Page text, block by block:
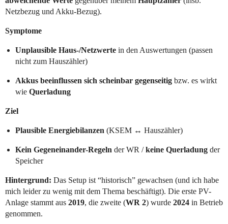
Netzbezug und Akku-Bezug).
Symptome
Unplausible Haus-/Netzwerte in den Auswertungen (passen
nicht zum Hauszähler)
Akkus beeinflussen sich scheinbar gegenseitig bzw. es wirkt
wie Querladung
Ziel
Plausible Energiebilanzen (KSEM ↔︎ Hauszähler)
Kein Gegeneinander-Regeln der WR /keine Querladung der
Speicher
Hintergrund: Das Setup ist “historisch” gewachsen (und ich habe
mich leider zu wenig mit dem Thema beschäftigt). Die erste PV-
Anlage stammt aus 2019, die zweite (WR 2) wurde 2024 in Betrieb
genommen.